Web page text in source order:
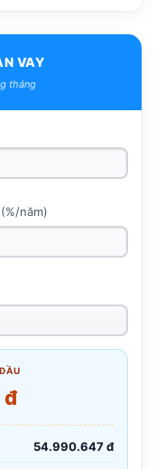
VAY
tháng
năm)
đ
54.990.647 đ